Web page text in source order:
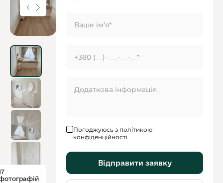
Погоджуюсь з політикою
конфіденційності
Відправити заявку